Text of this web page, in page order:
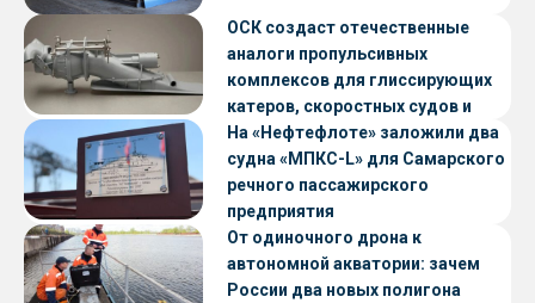
ОСК создаст отечественные
аналоги пропульсивных
комплексов для глиссирующих
катеров, скоростных судов и
судов с малой осадкой
На «Нефтефлоте» заложили два
судна «МПКС-L» для Самарского
речного пассажирского
предприятия
От одиночного дрона к
автономной акватории: зачем
России два новых полигона